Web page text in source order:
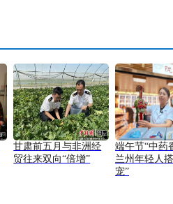
甘肃前五月与非洲经
贸往来双向“倍增”
端午节“中药
兰州年轻人
宠”